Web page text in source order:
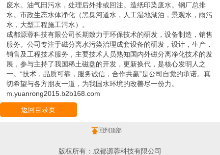
废水。油气田污水，处理后外排或回注。造纸印染废水。钢厂总排
水。市政生态水体净化（黑臭河道水，人工湿地湖泊，景观水，雨污
水，大型工程施工污水）。
成都源蓉科技有限公司长期致力于环保技术的研发，设备制造，销售
服务。公司专注于磁分离水污染治理成套设备的研发，设计，生产，
销售及工程技术服务，主要技术人员熟知国内外磁分离净化技术的发
展，参与主持了我国稀土磁盘的开发，更新换代，是核心发明人之
一。“技术，品质可靠，服务诚信，合作共赢”是公司自觉的承诺。真
切希望与各方朋友一道，为我国水环境的改善尽一份力。
m.yuanrong2015.b2b168.com
返回目录页
回到顶部
版权所有：成都源蓉科技有限公司